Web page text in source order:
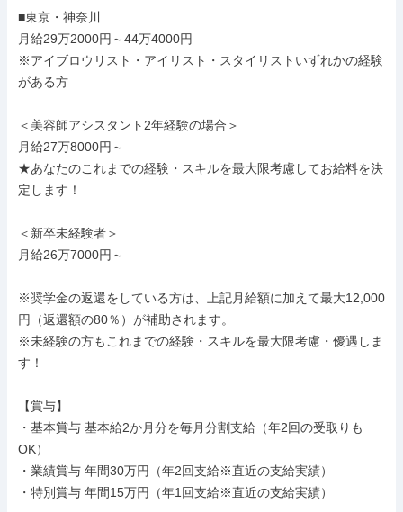
■東京・神奈川
月給29万2000円～44万4000円
※アイブロウリスト・アイリスト・スタイリストいずれかの経験
がある方
＜美容師アシスタント2年経験の場合＞
月給27万8000円～
★あなたのこれまでの経験・スキルを最大限考慮してお給料を決
定します！
＜新卒未経験者＞
月給26万7000円～
※奨学金の返還をしている方は、上記月給額に加えて最大12,000
円（返還額の80％）が補助されます。
※未経験の方もこれまでの経験・スキルを最大限考慮・優遇しま
す！
【賞与】
・基本賞与 基本給2か月分を毎月分割支給（年2回の受取りも
OK）
・業績賞与 年間30万円（年2回支給※直近の支給実績）
・特別賞与 年間15万円（年1回支給※直近の支給実績）